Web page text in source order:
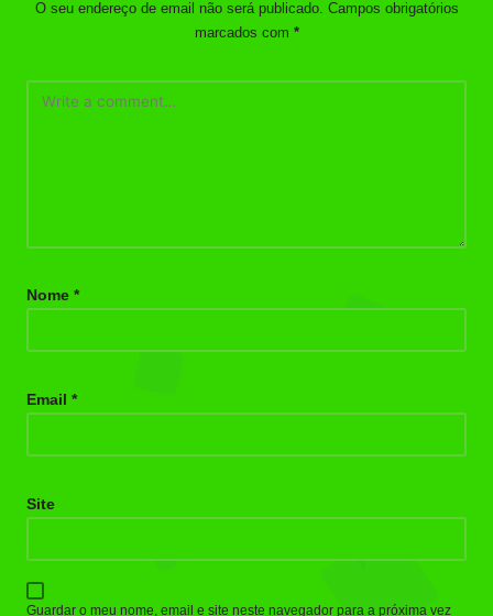
O seu endereço de email não será publicado. Campos obrigatórios
marcados com *
Nome *
Email *
Site
Guardar o meu nome, email e site neste navegador para a próxima vez